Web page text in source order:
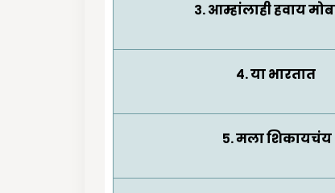
३. आम्हांलाही हवाय
४. या भारतात
५. मला शिकायचंय